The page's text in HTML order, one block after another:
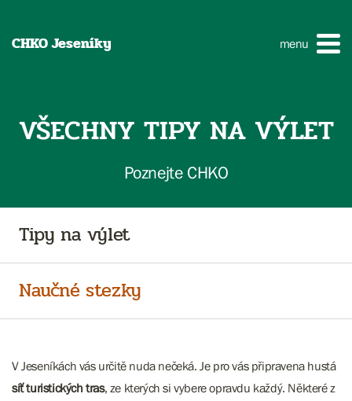
CHKO Jeseníky menu
VŠECHNY TIPY NA VÝLET
Poznejte CHKO
Tipy na výlet
Naučné stezky
V Jeseníkách vás určitě nuda nečeká. Je pro vás připravena hustá
síť turistických tras, ze kterých si vybere opravdu každý. Některé z